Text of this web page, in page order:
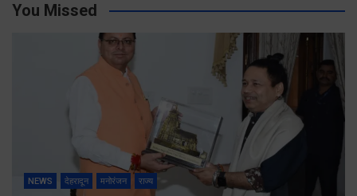
You Missed
NEWS देहरादून मनोरंजन राज्य